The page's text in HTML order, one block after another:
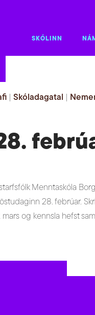
SKÓLINN
Skóladagatal
Menntaskóla
28. febrúar.
og kennsla hefst